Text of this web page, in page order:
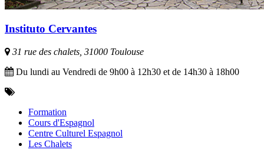
Instituto Cervantes
31 rue des chalets, 31000 Toulouse
Du lundi au Vendredi de 9h00 à 12h30 et de 14h30 à 18h00
Formation
Cours d'Espagnol
Centre Culturel Espagnol
Les Chalets